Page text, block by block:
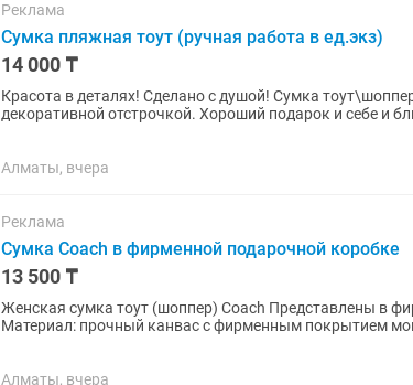
Реклама
Сумка пляжная тоут (ручная работа в ед.экз)
14 000 ₸
Красота в деталях! Сделано с душой! Сумка
декоративной отстрочкой. Хороший подарок и себе и
Алматы, вчера
Реклама
Сумка Coach в фирменной подарочной коробке
13 500 ₸
Женская сумка тоут (шоппер) Coach Представлены в фирменных актуальных расцветках.
Материал: прочный канвас с фирменным покрытием
Алматы, вчера